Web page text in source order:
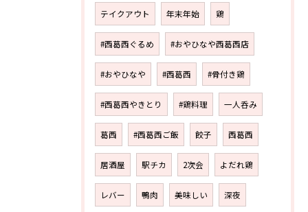
テイクアウト 年末年始 鶏
#西葛西ぐるめ #おやひなや西葛西店
#おやひなや #西葛西 #骨付き鶏
#西葛西やきとり #鶏料理 一人呑み
葛西 #西葛西ご飯 餃子 西葛西
居酒屋 駅チカ 2次会 よだれ鶏
レバー 鴨肉 美味しい 深夜